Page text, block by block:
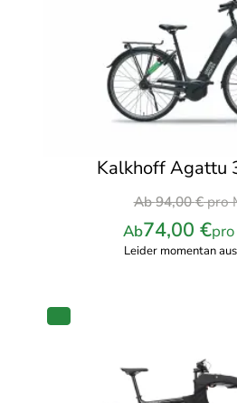
Kalkhoff Agattu
Ab94,00€pro
Preis
war:
Ab74,00 €
Leider momentan
PRODUKT